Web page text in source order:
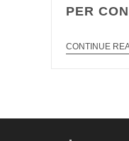
PER
CONTINUE